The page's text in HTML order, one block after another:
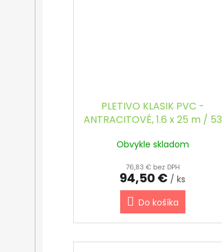
PLETIVO KLASIK PVC -
ANTRACITOVÉ, 1.6 x 25 m / 53
Obvykle skladom
76,83 € bez DPH
94,50 € / ks
Do košíka